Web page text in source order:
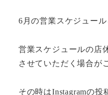
6月の営業スケジュー
営業スケジュールの店
させていただく場合が
その時はInstagramの